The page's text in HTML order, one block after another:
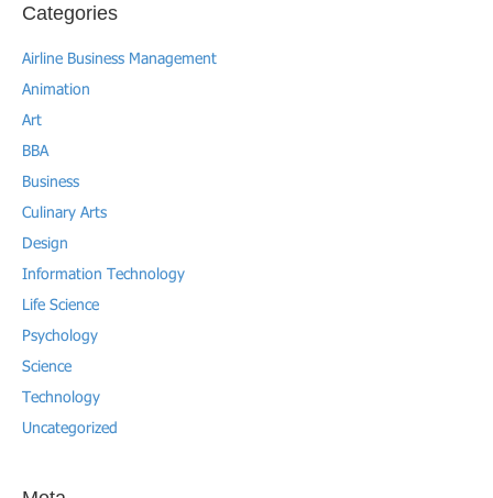
Categories
Airline Business Management
Animation
Art
BBA
Business
Culinary Arts
Design
Information Technology
Life Science
Psychology
Science
Technology
Uncategorized